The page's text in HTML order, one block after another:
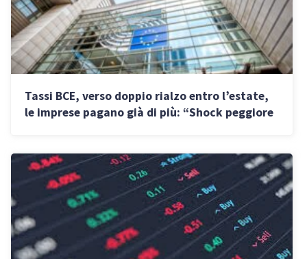
Tassi BCE, verso doppio rialzo entro l’estate,
le imprese pagano già di più: “Shock peggiore